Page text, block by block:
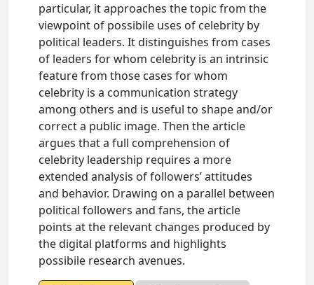
particular, it approaches the topic from the
viewpoint of possibile uses of celebrity by
political leaders. It distinguishes from cases
of leaders for whom celebrity is an intrinsic
feature from those cases for whom
celebrity is a communication strategy
among others and is useful to shape and/or
correct a public image. Then the article
argues that a full comprehension of
celebrity leadership requires a more
extended analysis of followers’ attitudes
and behavior. Drawing on a parallel between
political followers and fans, the article
points at the relevant changes produced by
the digital platforms and highlights
possibile research avenues.